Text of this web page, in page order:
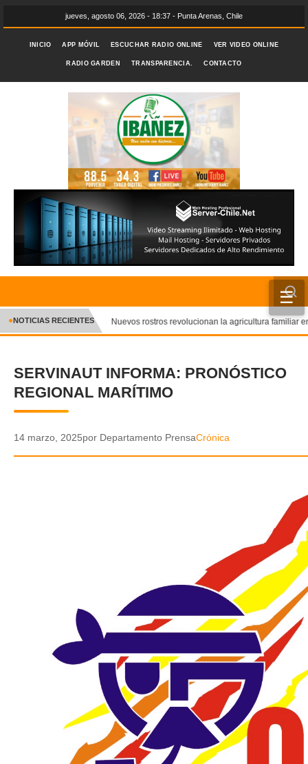
jueves, agosto 06, 2026 - 18:37 - Punta Arenas, Chile
INICIO APP MÓVIL ESCUCHAR RADIO ONLINE VER VIDEO ONLINE
RADIO GARDEN TRANSPARENCIA. CONTACTO
☰
INICIO
CRÓNICA
DEPORTES
POLICIAL
TRANSPARENCIA
✕
NOTICIAS RECIENTES Nuevos rostros revolucionan la agricultura familiar
SERVINAUT INFORMA: PRONÓSTICO
REGIONAL MARÍTIMO
14 marzo, 2025por Departamento PrensaCrónica